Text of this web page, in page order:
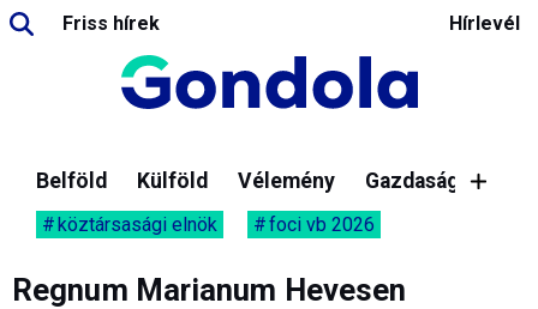
Friss hírek Hírlevél
Belföld Külföld Vélemény Gazdaság
köztársasági elnök foci vb 2026
Regnum Marianum Hevesen